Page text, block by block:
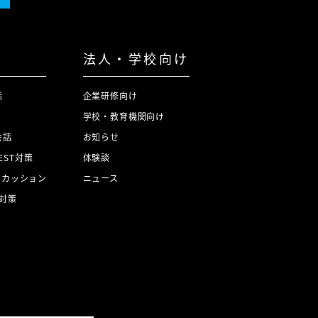
話
対策
ッション
策
法人・学校向け
企業研修向け
学校・教育機関向け
お知らせ
体験談
ニュース